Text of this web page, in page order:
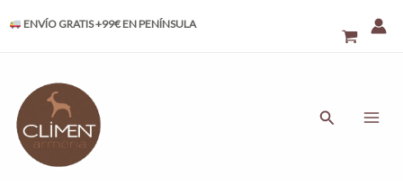
ENVÍO GRATIS +99€ EN PENÍNSULA
Buscar
de